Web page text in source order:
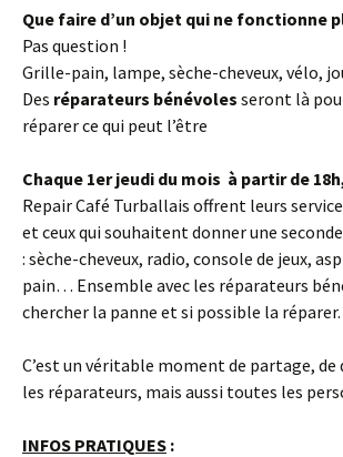
Que faire d’un objet qui ne fonctionne
Pas question !
Grille-pain, lampe, sèche-cheveux, vélo,
Des réparateurs bénévoles seront là
réparer ce qui peut l’être
Chaque 1er jeudi du mois à partir de
Repair Café Turballais offrent leurs
et ceux qui souhaitent donner une
: sèche-cheveux, radio, console de jeux,
pain… Ensemble avec les réparateurs
chercher la panne et si possible la réparer.
C’est un véritable moment de partage, de
les réparateurs, mais aussi toutes les
INFOS PRATIQUES :